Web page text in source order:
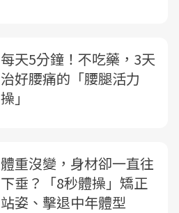
每天5分鐘！不吃藥，3天
治好腰痛的「腰腿活力
操」
體重沒變，身材卻一直往
下垂？「8秒體操」矯正
站姿、擊退中年體型